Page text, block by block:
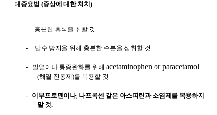
대증요법 (증상에 대한 처치 )
- 충분한 휴식을 취할 것.
- 탈수 방지을 위해 충분한 수분을 섭취할 것.
- 발열이나 통증완화를 위해 acetaminophen or paracetamol
(해열 진통제)를 복용할 것
- 이부프로펜이나, 나프록센 같은 아스피린과 소염제를 복용하지
말 것.